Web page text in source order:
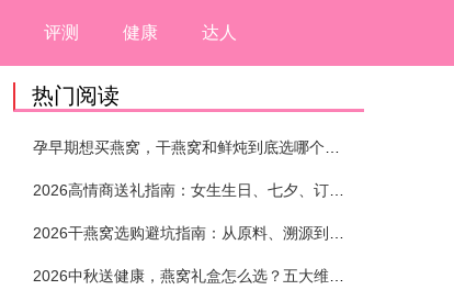
评测 健康 达人
热门阅读